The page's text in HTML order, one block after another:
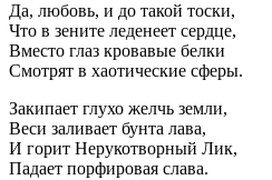
Да, любовь, и до такой тоски,
Что в зените леденеет сердце,
Вместо глаз кровавые белки
Смотрят в хаотические сферы.
Закипает глухо желчь земли,
Веси заливает бунта лава,
И горит Нерукотворный Лик,
Падает порфировая слава.